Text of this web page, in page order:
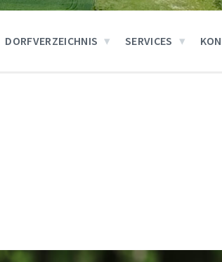
DORFVERZEICHNIS SERVICES